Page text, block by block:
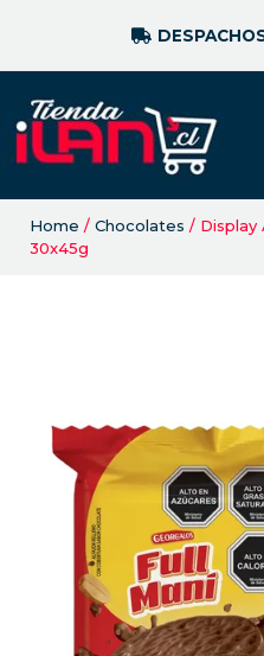
Home / Chocolates / Display
30x45g